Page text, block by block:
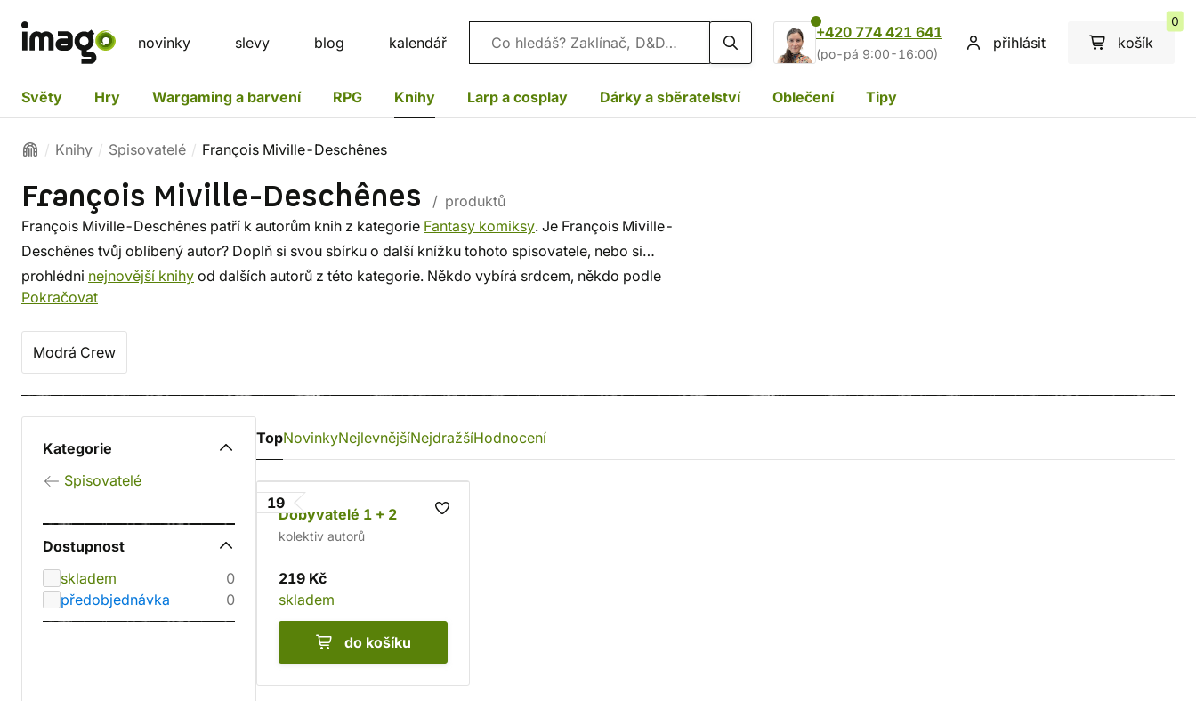
novinky slevy blog kalendář Vyhledávání
+420 774 421 641
(po-pá 9:00-16:00)
přihlásit košík
0
Světy Hry Wargaming a barvení RPG Knihy Larp a cosplay Dárky a sběratelství Oblečení Tipy
Knihy Spisovatelé François Miville-Deschênes
François Miville-Deschênes
/ produktů
François Miville-Deschênes patří k autorům knih z kategorie Fantasy komiksy. Je François Miville-
Deschênes tvůj oblíbený autor? Doplň si svou sbírku o další knížku tohoto spisovatele, nebo si
prohlédni nejnovější knihy od dalších autorů z této kategorie. Někdo vybírá srdcem, někdo podle
autora. U nás si vybereš z méně známých i z těch proslulých. ✔️ Nabízíme levnou dopravu, rychlé
Pokračovat
Modrá Crew
Kategorie
Spisovatelé
Dostupnost
skladem
0
předobjednávka
0
TopNovinkyNejlevnějšíNejdražšíHodnocení
19
Dobyvatelé 1 + 2
kolektiv autorů
219 Kč
skladem
do košíku